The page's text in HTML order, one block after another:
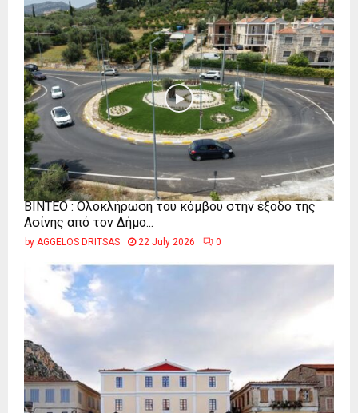
ΒΙΝΤΕΟ : Ολοκλήρωση του κόμβου στην έξοδο της
Ασίνης από τον Δήμο...
by AGGELOS DRITSAS 22 July 2026 0